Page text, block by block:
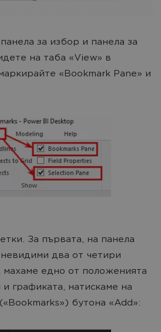
за избор и панела за
на таба «View» в
«Bookmark Pane» и
За първата, на панела
два от четири
махаме едно от положенията
графиката, натискаме на
бутона «Add»: